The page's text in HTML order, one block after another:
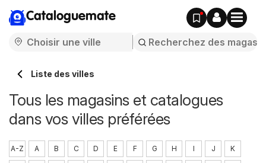
Cataloguemate
Liste des villes
Tous les magasins et catalogues
dans vos villes préférées
A-Z A B C D E F G H I J K